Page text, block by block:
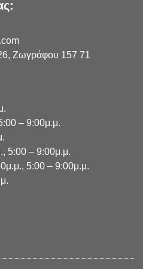
Ζωγράφου 157 71
– 9:00μ.μ.
5:00 – 9:00μ.μ.
5:00 – 9:00μ.μ.